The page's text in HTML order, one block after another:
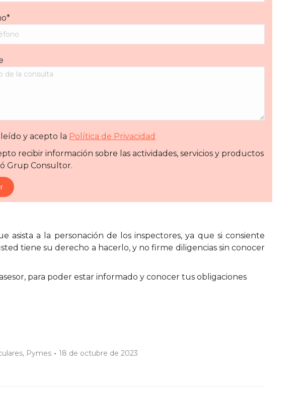
y acepto la Política de Privacidad
recibir información sobre las actividades, servicios y productos
Grup Consultor.
asista a la personación de los inspectores, ya que si consiente
tiene su derecho a hacerlo, y no firme diligencias sin conocer
para poder estar informado y conocer tus obligaciones
, Pymes 18 de octubre de 2023